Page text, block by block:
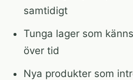
samtidigt
Tunga lager som
över tid
Nya produkter som